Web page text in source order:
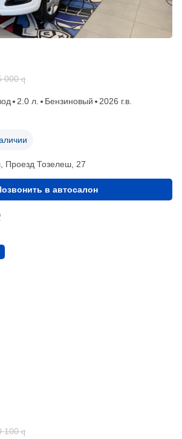
000 q
2.0 л. Бензиновый 2026 г.в.
​Тозелеш, 27
в автосалон
100 q